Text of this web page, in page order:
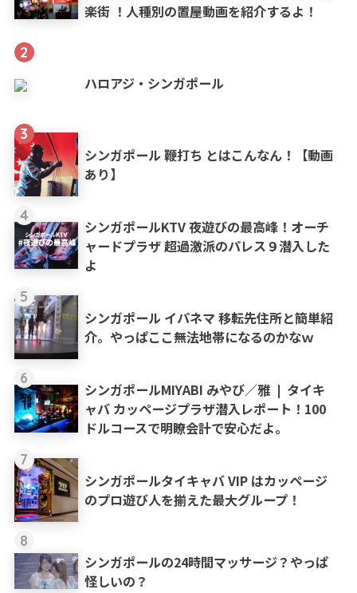
楽街 ！人種別の置屋動画を紹介するよ！
2
ハロアジ・シンガポール
3
シンガポール 鞭打ち とはこんなん！【動画
あり】
4
シンガポールKTV 夜遊びの最高峰！オーチ
ャードプラザ 超過激派のパレス９潜入した
よ
5
シンガポール イパネマ 移転先住所と簡単紹
介。やっぱここ無法地帯になるのかなｗ
6
シンガポールMIYABI みやび／雅 ❘ タイキ
ャバ カッページプラザ潜入レポート！100
ドルコースで明瞭会計で安心だよ。
7
シンガポールタイキャバ VIP はカッページ
のプロ遊び人を揃えた最大グループ！
8
シンガポールの24時間マッサージ？やっぱ
怪しいの？